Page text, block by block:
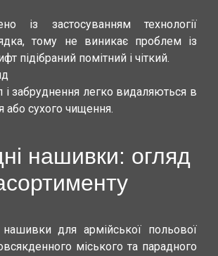
із застосуванням технології
тому не виникає проблем із
підібраний помітний і чіткий.
і забруднення легко видаляються в
або сухого чищення.
нашивки: огляд
для армійської польової
міського та парадного